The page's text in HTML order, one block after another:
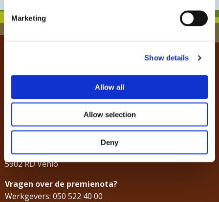
Marketing
Show details
Allow all
Allow selection
Deny
(op werkdagen tussen 9.00 en 17.00 uur te bereiken,
info@colland-administratie.nl
Postbus 3189
5902 RD Venlo
Vragen over de premienota?
Werkgevers: 050 522 40 00